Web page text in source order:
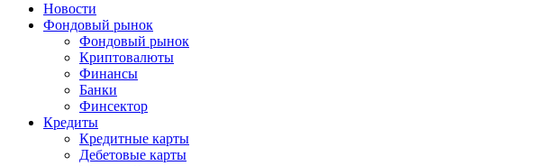
Новости
Фондовый рынок
Фондовый рынок
Криптовалюты
Финансы
Банки
Финсектор
Кредиты
Кредитные карты
Дебетовые карты